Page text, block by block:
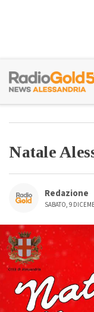
Natale
Redazione
SABATO, 9